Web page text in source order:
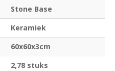
Stone Base
Keramiek
60x60x3cm
2,78 stuks